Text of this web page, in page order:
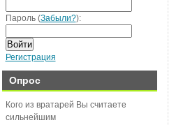
Пароль (Забыли?):
Войти
Регистрация
Опрос
Кого из вратарей Вы считаете
сильнейшим